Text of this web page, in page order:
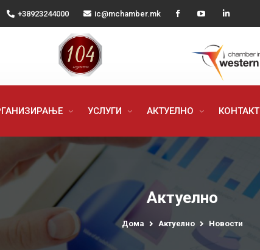
+38923244000 ic@mchamber.mk
УСЛУГИ АКТУЕЛНО КОНТАКТ
Актуелно
Дома Актуелно Новости